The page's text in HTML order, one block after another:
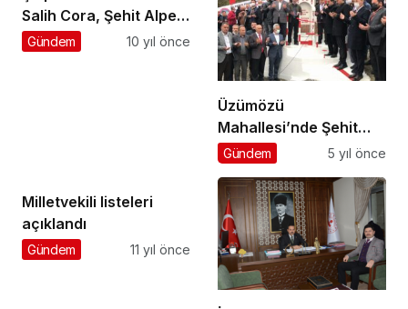
Salih Cora, Şehit Alper
AL’ı TBMM’ye taşıdı
Gündem 10 yıl önce
Üzümözü
Mahallesi’nde Şehit
Necaettin Güner Hayır
Gündem 5 yıl önce
Milletvekili listeleri
açıklandı
Gündem 11 yıl önce